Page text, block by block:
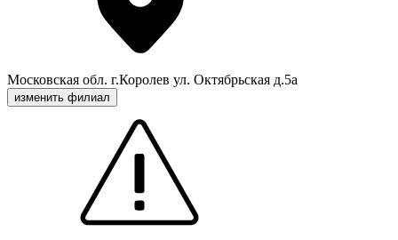
Московская обл. г.Королев ул. Октябрьская д.5а
изменить филиал